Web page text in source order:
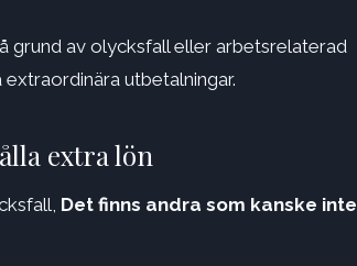
grund av olycksfall eller arbetsrelaterad
utbetalningar.
extra lön
Det finns andra som kanske inte